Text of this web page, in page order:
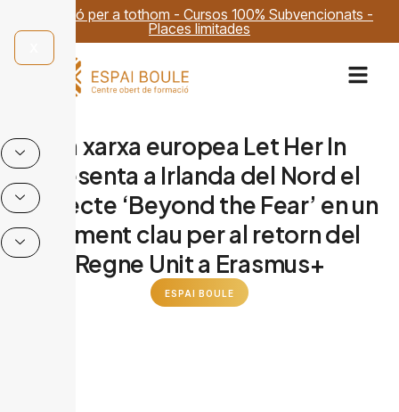
Formació per a tothom - Cursos 100% Subvencionats -
Places limitades
La xarxa europea Let Her In
presenta a Irlanda del Nord el
projecte ‘Beyond the Fear’ en un
moment clau per al retorn del
Regne Unit a Erasmus+
ESPAI BOULE